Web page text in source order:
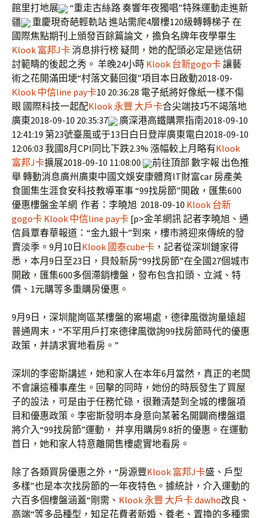
館里打地展
“重走古絲路 奏響年夜獨唱”特殊運動走進新
疆
重慶現奇葩輕軌站 進站需爬4層樓120級轉轉梯子 在
國際焦點期刊上頒發百餘篇論文，擔負名牌年夜學畢生
Klook 富邦J卡消息排行榜 疑問，她的配頭必定是迷信研
討範疇的後起之秀。 羊晚24小時 Klook 台新gogo卡讓藝
術之花開滿田埂“村落文藝回復”項目本日啟動2018-09-
Klook 中信line pay卡10 20:36:28 電子紙將好像紙一樣不傷
眼 國際科技一起配Klook 永豐 大戶卡合尖端技巧不竭落地
廣東2018-09-10 20:35:37
廣深港高鐵購票指南2018-09-10
12:41:19 第23號臺風或于13日白日登岸廣東電白2018-09-10
12:06:03 我國8月CPI同比下跌2.3% 漲幅較上月略有Klook
富邦J卡擴展2018-09-10 11:08:00
前往頂部 數字報 出色推
舉 轉動消息廣州廣東中國文娛安康體育IT財富car 房產美
食圖集生涯食安科技教導軍事 “99找房節”開啟，匯集600
優惠樓盤金羊網 作者：李曉旭 2018-09-10 Klook 台新
gogo卡 Klook 中信line pay卡 [p>金羊網訊 記者李曉旭、通
信員覃春華報道：“金九銀十”到來，樓市將迎來傳統的發
賣淡季。9月10日 Klook 國泰cube卡 ，記者從深圳鏈家得
悉，本月9日至23日，貝殼新房“99找房節”在全國27個城市
開啟，匯集600多個滯銷樓盤，發布包含扣頭、立減、特
價、1元購等多重購房優惠。
9月9日，深圳龍崗區某樓盤的案場處，德律風徵詢量遠超
普通周末，“不罕用戶打來德律風徵詢99找房節時代的優惠
政策，并請求實地看房。”
深圳的李密斯講述，她和家人在本年6月當然，真正的老闆
不會讓這種事產生。回擊的同時，她份的時辰發生了買屋
子的設法，可是由于任務忙碌，很難清楚到全城的樓盤項
目和優惠政策。李密斯發明本身意向某著名開闢商樓盤還
將介入“99找房節”運動， 并享用購房9.8折的優惠。在運動
首日，她和家人特意離開售樓處實地看房。
除了各類買房優惠之外，“房源豐Klook 富邦J卡盛、戶型
多樣”也是本次找房節的一年夜特色。據統計，介入運動的
六百多個樓盤涵蓋“剛需、 Klook 永豐 大戶卡 dawho改良、
高端“等多品種型，知足花費者新婚、養老、置換的多種需